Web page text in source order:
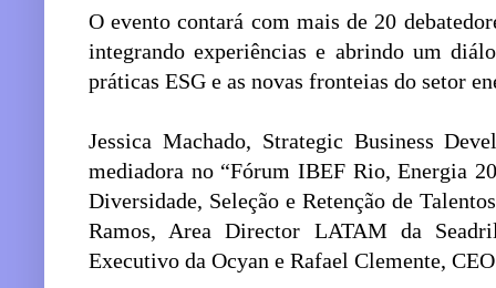
O evento contará com mais de 20
integrando experiências e abrindo um
práticas ESG e as novas fronteias do setor
Jessica Machado, Strategic Business
mediadora no “Fórum IBEF Rio, Energia
Diversidade, Seleção e Retenção de
Ramos, Area Director LATAM da
Executivo da Ocyan e Rafael Clemente,